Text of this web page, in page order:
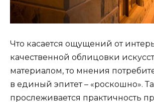
Что касается ощущений от
качественной облицовки
материалом, то мнения
в единый эпитет – «роскошно».
прослеживается практичность